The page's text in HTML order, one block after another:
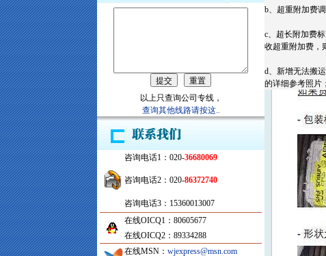
以上只查询公司专线，
查询其他线路请按这..
咨询电话1：020-36680069
咨询电话2：020-86372740
咨询电话3：15360013007
在线OICQ1：80605677
在线OICQ2：89334288
在线MSN： wjexpress@msn.com
b、超重附加费
c、超长附加费
收超重附加费，
d、新增无法搬
的详细参考照片